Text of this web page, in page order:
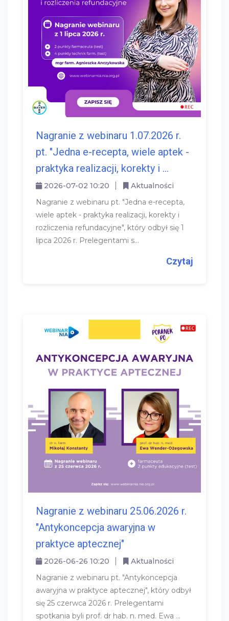
Nagranie z webinaru 1.07.2026 r.
pt. "Jedna e-recepta, wiele aptek -
praktyka realizacji, korekty i ...
2026-07-02 10:20
Aktualności
Nagranie z webinaru pt. "Jedna e-recepta,
wiele aptek - praktyka realizacji, korekty i
rozliczenia refundacyjne", który odbył się 1
lipca 2026 r. Prelegentami s...
Czytaj
Nagranie z webinaru 25.06.2026 r.
"Antykoncepcja awaryjna w
praktyce aptecznej"
2026-06-26 10:20
Aktualności
Nagranie z webinaru pt. "Antykoncepcja
awaryjna w praktyce aptecznej", który odbył
się 25 czerwca 2026 r. Prelegentami
spotkania byli prof. dr hab. n. med. Ewa ...